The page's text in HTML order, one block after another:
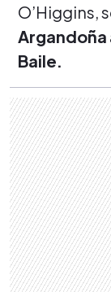
O’Higgins,
Argandoña
Baile.